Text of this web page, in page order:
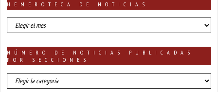
HEMEROTECA DE NOTICIAS
HEMEROTECA
DE
NÚMERO DE NOTICIAS PUBLICADAS
POR SECCIONES
número
de